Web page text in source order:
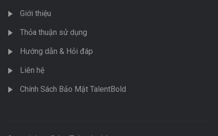
Giới thiệu
Thỏa thuận sử dụng
Hướng dẫn & Hỏi đáp
Liên hệ
Chính Sách Bảo Mật TalentBold